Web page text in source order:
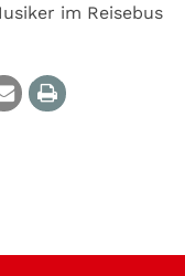
im Reisebus